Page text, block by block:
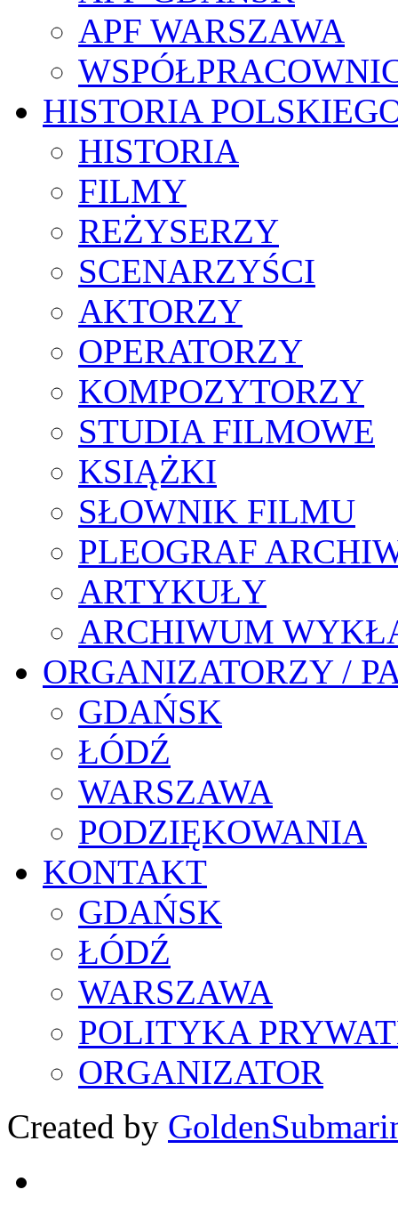
APF WARSZAWA
HISTORIA
HISTORIA
FILMY
REŻYSERZY
SCENARZYŚCI
AKTORZY
OPERATORZY
KOMPOZYTORZY
STUDIA FILMOWE
KSIĄŻKI
SŁOWNIK FILMU
PLEOGRAF
ARTYKUŁY
ARCHIWUM
ORGANIZATORZY /
GDAŃSK
ŁÓDŹ
WARSZAWA
PODZIĘKOWANIA
KONTAKT
GDAŃSK
ŁÓDŹ
WARSZAWA
POLITYKA
ORGANIZATOR
Created by